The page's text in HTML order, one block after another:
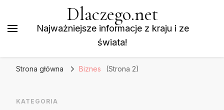
Dlaczego.net
Najważniejsze informacje z kraju i ze
świata!
Strona główna Biznes (Strona 2)
KATEGORIA